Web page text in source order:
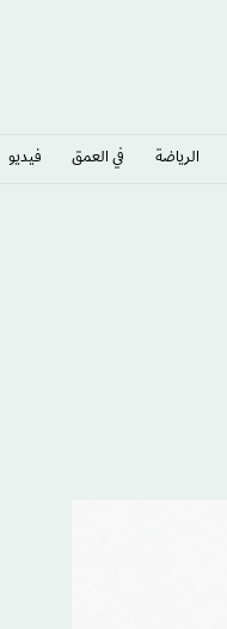
الرياضة في العمق فيديو